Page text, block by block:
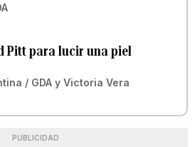
Pitt para lucir una piel
/ GDA y Victoria Vera
PUBLICIDAD